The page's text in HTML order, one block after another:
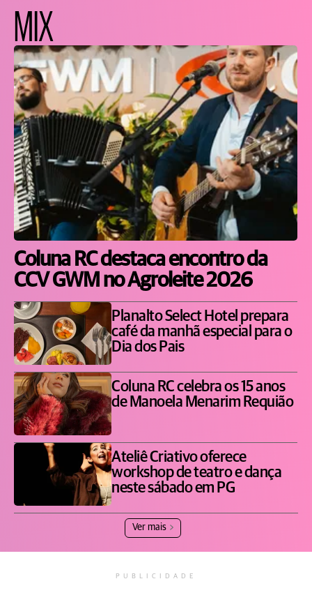
MIX
Coluna RC destaca encontro da
CCV GWM no Agroleite 2026
Planalto Select Hotel prepara
café da manhã especial para o
Dia dos Pais
Coluna RC celebra os 15 anos
de Manoela Menarim Requião
Ateliê Criativo oferece
workshop de teatro e dança
neste sábado em PG
Ver mais
PUBLICIDADE